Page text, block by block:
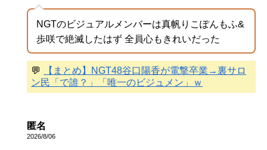
NGTのビジュアルメンバーは真帆りこぽんもふ&
歩咲で絶滅したはず 全員心もきれいだった
💬
【まとめ】NGT48谷口陽香が電撃卒業→裏サロ
ン民「で誰？」「唯一のビジュメン」ｗ
匿名
2026/8/06